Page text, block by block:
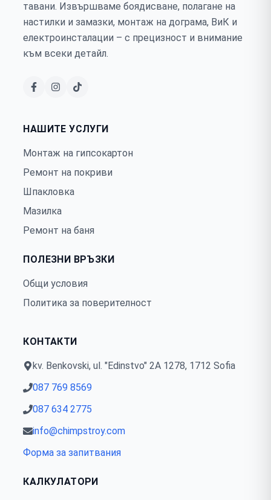
тавани. Извършваме боядисване, полагане на
настилки и замазки, монтаж на дограма, ВиК и
електроинсталации – с прецизност и внимание
към всеки детайл.
НАШИТЕ УСЛУГИ
Монтаж на гипсокартон
Ремонт на покриви
Шпакловка
Мазилка
Ремонт на баня
ПОЛЕЗНИ ВРЪЗКИ
Общи условия
Политика за поверителност
КОНТАКТИ
kv. Benkovski, ul. "Edinstvo" 2А 1278, 1712 Sofia
087 769 8569
087 634 2775
info@chimpstroy.com
Форма за запитвания
КАЛКУЛАТОРИ